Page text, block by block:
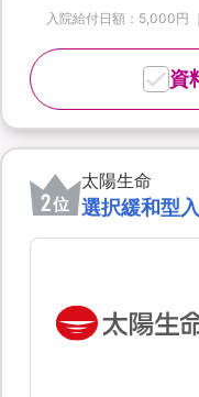
入院給付日額：5,000円
資
2位
太陽生命
選択緩和型